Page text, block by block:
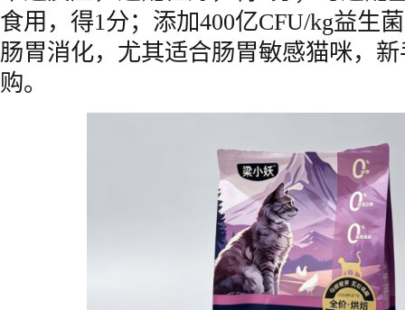
食用，得1分；添加400亿CFU/kg益生
肠胃消化，尤其适合肠胃敏感猫咪，
购。